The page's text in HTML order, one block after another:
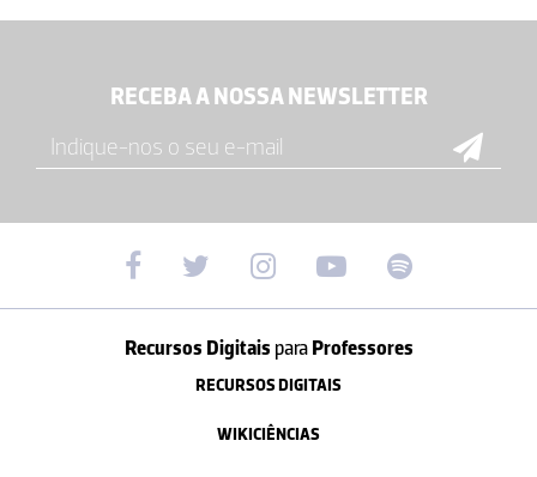
RECEBA A NOSSA NEWSLETTER
Recursos Digitais paraProfessores
RECURSOS DIGITAIS
WIKICIÊNCIAS